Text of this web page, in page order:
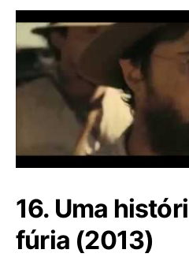
16. Uma
fúria (2013)